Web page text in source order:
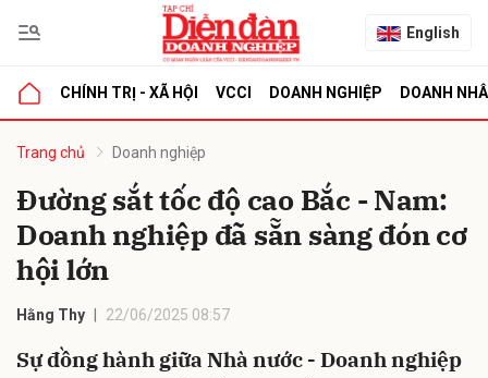
English
CHÍNH TRỊ - XÃ HỘI VCCI DOANH NGHIỆP DOANH
Trang chủ Doanh nghiệp
Đường sắt tốc độ cao Bắc - Nam:
Doanh nghiệp đã sẵn sàng đón cơ
hội lớn
Hằng Thy 22/06/2025 08:57
Sự đồng hành giữa Nhà nước - Doanh nghiệp
luận
Hủy